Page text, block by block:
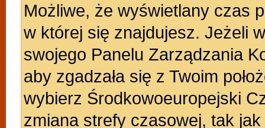
Możliwe, że wyświetlany czas
w której się znajdujesz. Jeżeli
swojego Panelu Zarządzania
aby zgadzała się z Twoim
wybierz Środkowoeuropejski
zmiana strefy czasowej, tak